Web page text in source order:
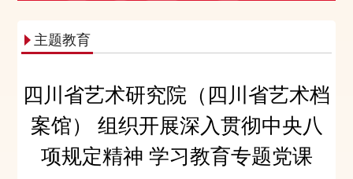
 主题教育
四川省艺术研究院（四川省艺术档
案馆） 组织开展深入贯彻中央八
项规定精神 学习教育专题党课